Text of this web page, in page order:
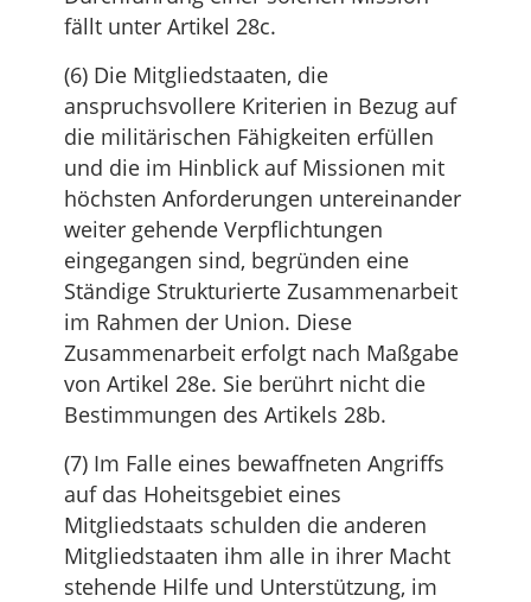
fällt unter Artikel 28c.
(6) Die Mitgliedstaaten, die
anspruchsvollere Kriterien in Bezug auf
die militärischen Fähigkeiten erfüllen
und die im Hinblick auf Missionen mit
höchsten Anforderungen untereinander
weiter gehende Verpflichtungen
eingegangen sind, begründen eine
Ständige Strukturierte Zusammenarbeit
im Rahmen der Union. Diese
Zusammenarbeit erfolgt nach Maßgabe
von Artikel 28e. Sie berührt nicht die
Bestimmungen des Artikels 28b.
(7) Im Falle eines bewaffneten Angriffs
auf das Hoheitsgebiet eines
Mitgliedstaats schulden die anderen
Mitgliedstaaten ihm alle in ihrer Macht
stehende Hilfe und Unterstützung, im